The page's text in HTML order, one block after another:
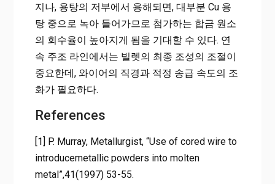
지나, 용탕의 저부에서 용해되면, 대부분 Cu 용
탕 중으로 녹아 들어가므로 첨가하는 합금 원소
의 회수율이 높아지게 됨을 기대할 수 있다. 연
속 주조 라인에서는 빌렛의 최종 조성의 조절이
중요한데, 와이어의 직경과 적정 송급 속도의 조
화가 필요하다.
References
[1] P. Murray, Metallurgist, “Use of cored wire to
introducemetallic powders into molten
metal”,41(1997) 53-55.